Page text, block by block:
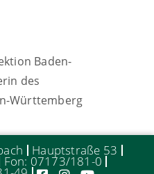
Baden-
des
Württemberg
Hauptstraße 53
Fon: 07173/181-0